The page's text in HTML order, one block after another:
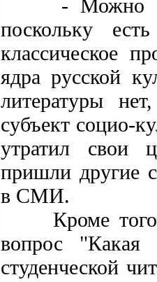
- Можно
поскольку
классическое
ядра русской
литературы
субъект социо-
утратил свои
пришли другие
в СМИ.
Кроме того,
вопрос "Какая
студенческой